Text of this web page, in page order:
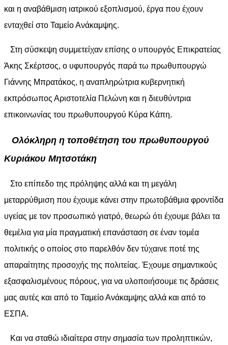
και η αναβάθμιση ιατρικού εξοπλισμού, έργα που έχουν
ενταχθεί στο Ταμείο Ανάκαμψης.
Στη σύσκεψη συμμετείχαν επίσης ο υπουργός Επικρατείας
Άκης Σκέρτσος, ο υφυπουργός παρά τω πρωθυπουργώ
Γιάννης Μπρατάκος, η αναπληρώτρια κυβερνητική
εκπρόσωπος Αριστοτελία Πελώνη και η διευθύντρια
επικοινωνίας του πρωθυπουργού Κύρα Κάπη.
Ολόκληρη η τοποθέτηση του πρωθυπουργού
Κυριάκου Μητσοτάκη
Στο επίπεδο της πρόληψης αλλά και τη μεγάλη
μεταρρύθμιση που έχουμε κάνει στην πρωτοβάθμια φροντίδα
υγείας με τον προσωπικό γιατρό, θεωρώ ότι έχουμε βάλει τα
θεμέλια για μία πραγματική επανάσταση σε έναν τομέα
πολιτικής ο οποίος στο παρελθόν δεν τύχαινε ποτέ της
απαραίτητης προσοχής της πολιτείας. Έχουμε σημαντικούς
εξασφαλισμένους πόρους, για να υλοποιήσουμε τις δράσεις
μας αυτές και από το Ταμείο Ανάκαμψης αλλά και από το
ΕΣΠΑ.
Και να σταθώ ιδιαίτερα στην σημασία των προληπτικών,